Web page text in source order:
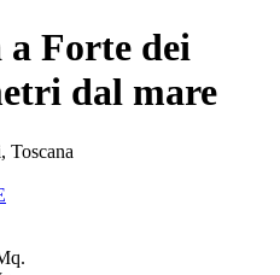
Forte dei
dal mare
Toscana